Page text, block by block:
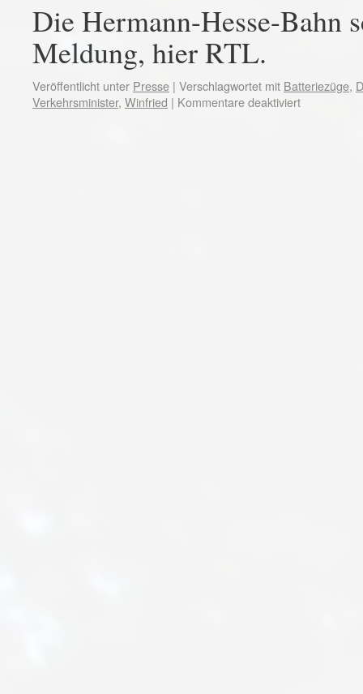
Die Hermann-Hesse-Bahn
Meldung, hier RTL.
Veröffentlicht unter Presse | Verschlagwortet mit Batteriezüge,
Verkehrsminister, Winfried | Kommentare deaktiviert